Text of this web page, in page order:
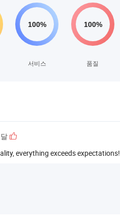
서비스 품질
everything exceeds expectations!